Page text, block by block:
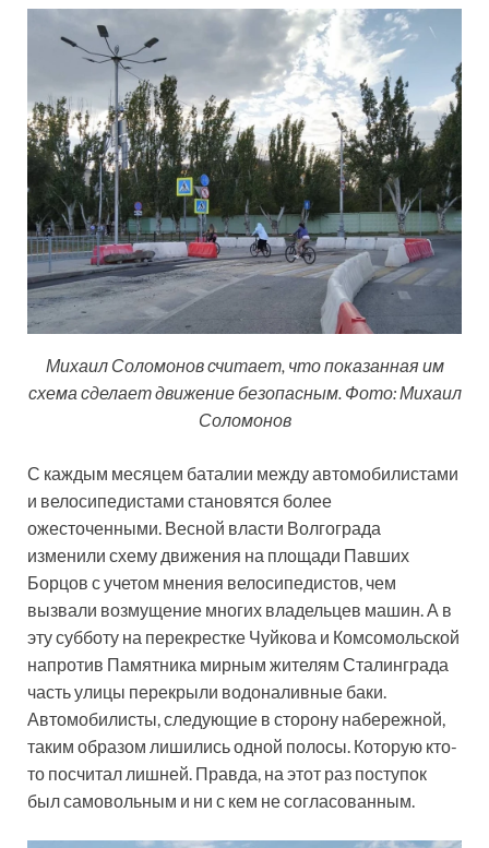
Михаил Соломонов считает, что показанная им
схема сделает движение безопасным. Фото: Михаил
Соломонов
С каждым месяцем баталии между автомобилистами
и велосипедистами становятся более
ожесточенными. Весной власти Волгограда
изменили схему движения на площади Павших
Борцов с учетом мнения велосипедистов, чем
вызвали возмущение многих владельцев машин. А в
эту субботу на перекрестке Чуйкова и Комсомольской
напротив Памятника мирным жителям Сталинграда
часть улицы перекрыли водоналивные баки.
Автомобилисты, следующие в сторону набережной,
таким образом лишились одной полосы. Которую кто-
то посчитал лишней. Правда, на этот раз поступок
был самовольным и ни с кем не согласованным.